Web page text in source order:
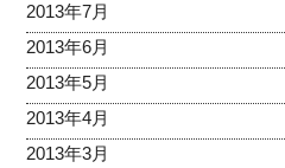
2013年7月
2013年6月
2013年5月
2013年4月
2013年3月